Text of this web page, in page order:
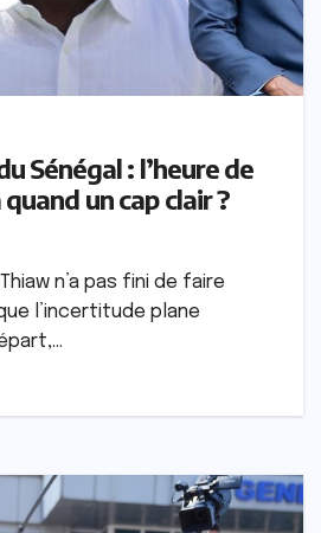
Sénégal : l’heure de
un cap clair ?
n’a pas fini de faire
l’incertitude plane